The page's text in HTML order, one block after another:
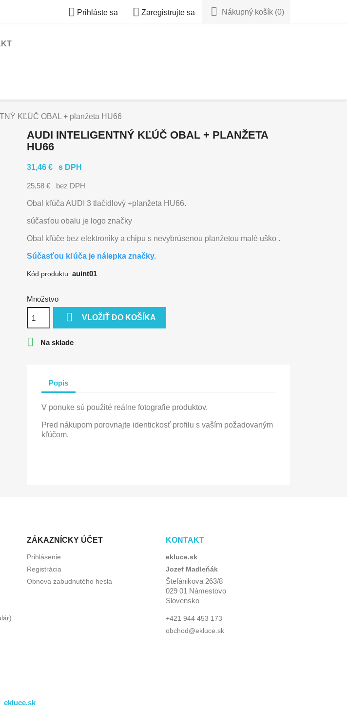
 Prihláste sa  Zaregistrujte sa  Nákupný košík (0)
KĽÚČ OBAL + planžeta HU66
AUDI INTELIGENTNÝ KĽÚČ OBAL + PLANŽETA
HU66
31,46 € s DPH
25,58 € bez DPH
Obal kľúča AUDI 3 tlačidlový +planžeta HU66.
súčasťou obalu je logo značky
Obal kľúče bez elektroniky a chipu s nevybrúsenou planžetou malé uško .
Súčasťou kľúča je nálepka značky.
Kód produktu: auint01
Množstvo
 VLOŽIŤ DO KOŠÍKA
 Na sklade
Popis
V ponuke sú použité reálne fotografie produktov.
Pred nákupom porovnajte identickosť profilu s vaším požadovaným
kľúčom.
ZÁKAZNÍCKY ÚČET
Prihlásenie
Registrácia
Obnova zabudnutého hesla
KONTAKT
ekluce.sk
Jozef Madleňák
Štefánikova 263/8
029 01 Námestovo
Slovensko
+421 944 453 173
obchod@ekluce.sk
ekluce.sk